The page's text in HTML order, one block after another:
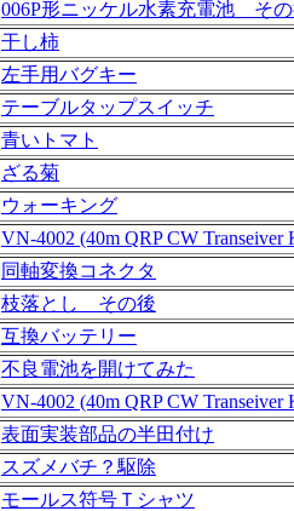
006P形ニッケル水素充電池 そ
干し柿
左手用バグキー
テーブルタップスイッチ
青いトマト
ざる菊
ウォーキング
VN-4002 (40m QRP CW
同軸変換コネクタ
枝落とし その後
互換バッテリー
不良電池を開けてみた
VN-4002 (40m QRP CW
表面実装部品の半田付け
スズメバチ？駆除
モールス符号Ｔシャツ